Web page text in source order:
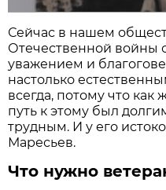
Сейчас в нашем
Отечественной войны
уважением и
настолько
всегда, потому что как
путь к этому был
трудным. И у его
Маресьев.
Что нужно